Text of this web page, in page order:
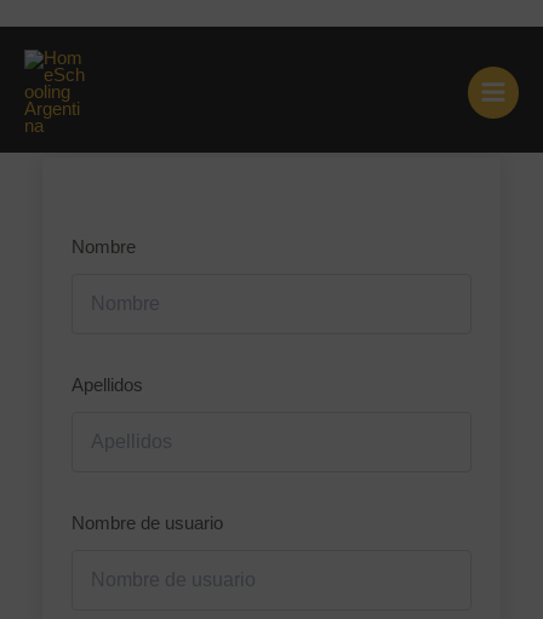
contenido
Página de registro para
instructores
Nombre
Apellidos
Nombre de usuario